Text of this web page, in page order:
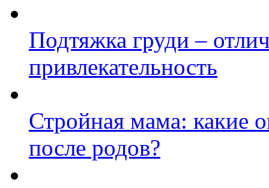
Подтяжка груди –
привлекательность
Стройная мама: какие
после родов?